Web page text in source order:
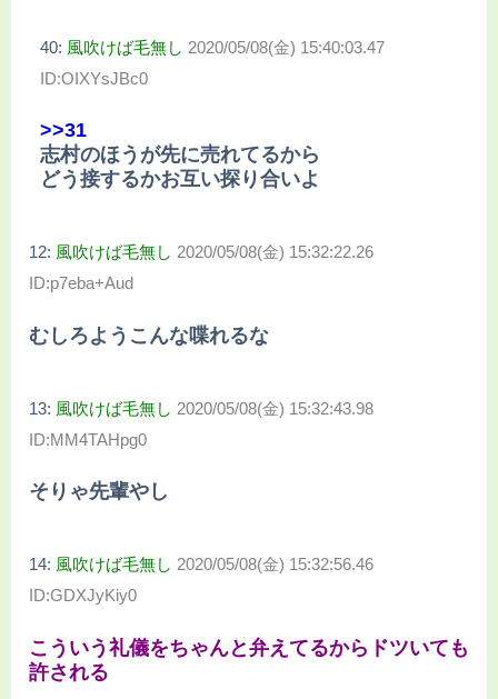
40: 風吹けば毛無し 2020/05/08(金) 15:40:03.47
ID:OIXYsJBc0
>>31
志村のほうが先に売れてるから
どう接するかお互い探り合いよ
12: 風吹けば毛無し 2020/05/08(金) 15:32:22.26
ID:p7eba+Aud
むしろようこんな喋れるな
13: 風吹けば毛無し 2020/05/08(金) 15:32:43.98
ID:MM4TAHpg0
そりゃ先輩やし
14: 風吹けば毛無し 2020/05/08(金) 15:32:56.46
ID:GDXJyKiy0
こういう礼儀をちゃんと弁えてるからドツいても
許される